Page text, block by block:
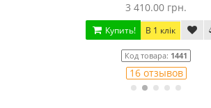
3 410.00 грн.
Купить! В 1 клік
Код товара: 1441
16 отзывов